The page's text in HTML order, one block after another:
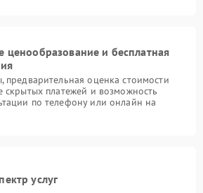
ценообразование и бесплатная
предварительная оценка стоимости
скрытых платежей и возможность
по телефону или онлайн на
услуг